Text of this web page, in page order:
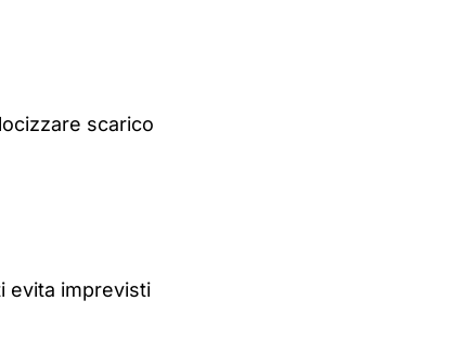
scarico
evita imprevisti